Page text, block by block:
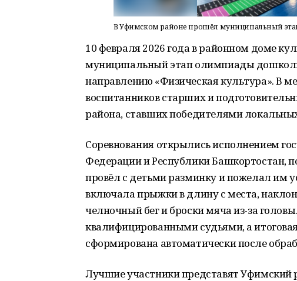
В Уфимском районе прошёл муниципальный
10 февраля 2026 года в районном доме
муниципальный этап олимпиады
направлению «Физическая культура». В
воспитанников старших и
района, ставших победителями
Соревнования открылись исполнением
Федерации и Республики Башкортостан,
провёл с детьми разминку и пожелал им
включала прыжки в длину с места,
челночный бег и броски мяча из-за
квалифицированными судьями, а
сформирована автоматически после
Лучшие участники представят Уфимский